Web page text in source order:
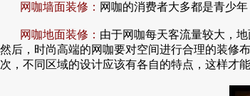
网咖墙面装修： 网咖的消费者大多都是青少
网咖地面装修： 由于网咖每天客流量较大，
然后，时尚高端的网咖要对空间进行合理的装修
次，不同区域的设计应该有各自的特点，这样才